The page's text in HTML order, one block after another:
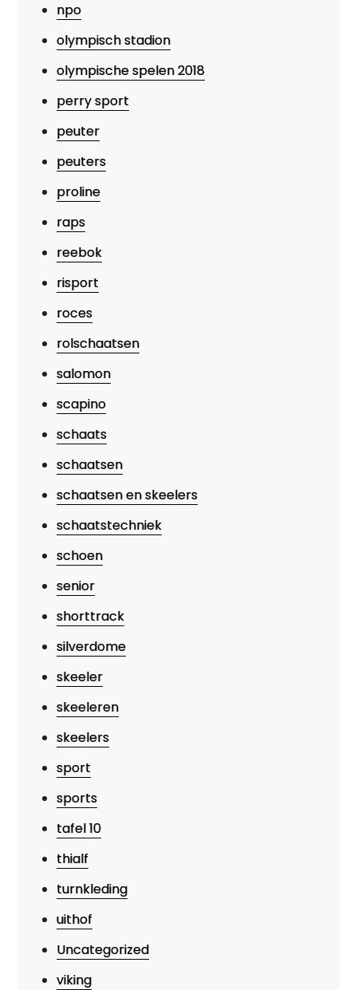
npo
olympisch stadion
olympische spelen 2018
perry sport
peuter
peuters
proline
raps
reebok
risport
roces
rolschaatsen
salomon
scapino
schaats
schaatsen
schaatsen en skeelers
schaatstechniek
schoen
senior
shorttrack
silverdome
skeeler
skeeleren
skeelers
sport
sports
tafel 10
thialf
turnkleding
uithof
Uncategorized
viking